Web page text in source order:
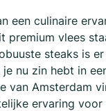
een culinaire
premium vlees
steaks is
nu zin hebt in
van Amsterdam
ervaring